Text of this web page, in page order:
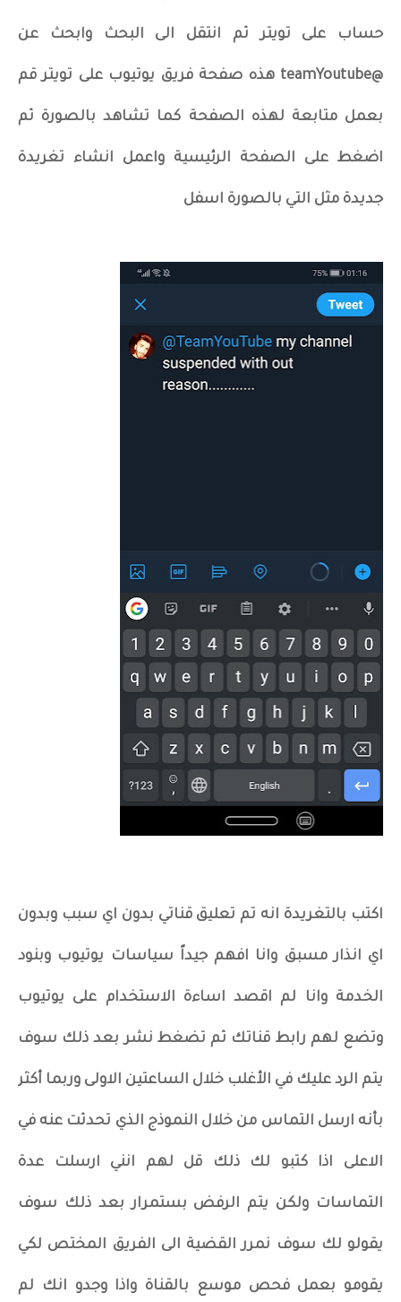
حساب على تويتر ثم انتقل الى البحث وابحث عن
@teamYoutube هذه صفحة فريق يوتيوب على تويتر قم
بعمل متابعة لهذه الصفحة كما تشاهد بالصورة ثم
اضغط على الصفحة الرئيسية واعمل انشاء تغريدة
جديدة مثل التي بالصورة اسفل
اكتب بالتغريدة انه تم تعليق قناتي بدون اي سبب وبدون
اي انذار مسبق وانا افهم جيداً سياسات يوتيوب وبنود
الخدمة وانا لم اقصد اساءة الاستخدام على يوتيوب
وتضع لهم رابط قناتك ثم تضغط نشر بعد ذلك سوف
يتم الرد عليك في الأغلب خلال الساعتين الاولى وربما أكثر
بأنه ارسل التماس من خلال النموذج الذي تحدثت عنه في
الاعلى اذا كتبو لك ذلك قل لهم انني ارسلت عدة
التماسات ولكن يتم الرفض بستمرار بعد ذلك سوف
يقولو لك سوف نمرر القضية الى الفريق المختص لكي
يقومو بعمل فحص موسع بالقناة واذا وجدو انك لم